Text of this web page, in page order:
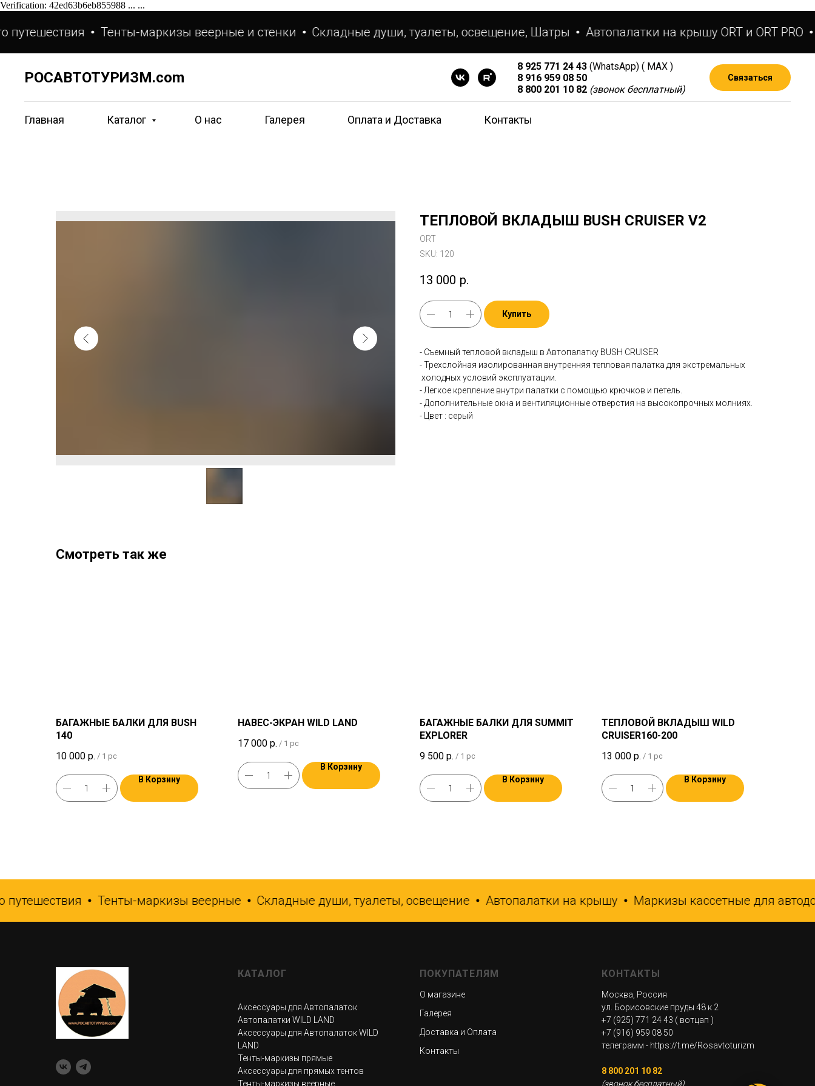
Verification: 42ed63b6eb855988 ... ...
Тенты-маркизы веерные и стенки Складные души, туалеты, освещение, Шатры Автопалатки на крышу ORT и ORT PRO
РОСАВТОТУРИЗМ.com
8 925 771 24 43 (WhatsApp) ( МАХ )
8 916 959 08 50
8 800 201 10 82 (звонок бесплатный)
Связаться
Главная Каталог О нас Галерея Оплата и Доставка Контакты
ТЕПЛОВОЙ ВКЛАДЫШ BUSH CRUISER V2
ORT
SKU: 120
13 000 р.
Купить
- Съемный тепловой вкладыш в Автопалатку BUSH CRUISER
- Трехслойная изолированная внутренняя тепловая палатка для экстремальных
холодных условий эксплуатации.
- Легкое крепление внутри палатки с помощью крючков и петель.
- Дополнительные окна и вентиляционные отверстия на высокопрочных молниях.
- Цвет : серый
Смотреть так же
БАГАЖНЫЕ БАЛКИ ДЛЯ BUSH
140
10 000 р. / 1 pc
В Корзину
НАВЕС-ЭКРАН WILD LAND
17 000 р. / 1 pc
В Корзину
БАГАЖНЫЕ БАЛКИ ДЛЯ SUMMIT
EXPLORER
9 500 р. / 1 pc
В Корзину
ТЕПЛОВОЙ ВКЛАДЫШ WILD
CRUISER160-200
13 000 р. / 1 pc
В Корзину
Тенты-маркизы веерные Складные души, туалеты, освещение Автопалатки на крышу Маркизы кассетные для
КАТАЛОГ
Аксессуары для Автопалаток
Автопалатки WILD LAND
Аксессуары для Автопалаток WILD
LAND
Тенты-маркизы прямые
Аксессуары для прямых тентов
Тенты-маркизы веерные
ПОКУПАТЕЛЯМ
О магазине
Галерея
Доставка и Оплата
Контакты
КОНТАКТЫ
Москва, Россия
ул. Борисовские пруды 48 к 2
+7 (925) 771 24 43 ( вотцап )
+7 (916) 959 08 50
телеграмм - https://t.me/Rosavtoturizm
8 800 201 10 82
(звонок бесплатный)